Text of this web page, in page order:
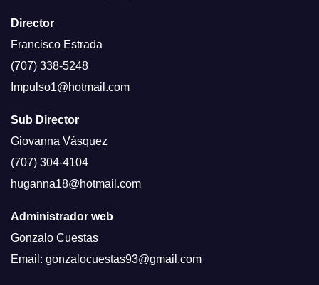
Director
Francisco Estrada
(707) 338-5248
Impulso1@hotmail.com
Sub Director
Giovanna Vásquez
(707) 304-4104
huganna18@hotmail.com
Administrador web
Gonzalo Cuestas
Email: gonzalocuestas93@gmail.com